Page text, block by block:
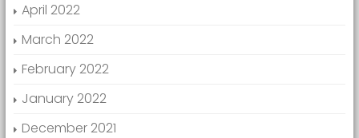
April 2022
March 2022
February 2022
January 2022
December 2021